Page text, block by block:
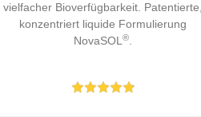
vielfacher Bioverfügbarkeit. Patentierte,
konzentriert liquide Formulierung
NovaSOL®